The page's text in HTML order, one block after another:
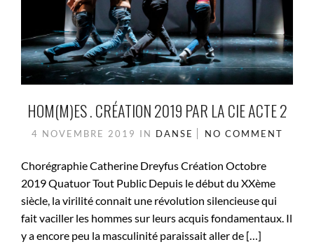
HOM(M)ES . CRÉATION 2019 PAR LA CIE ACTE 2
4 NOVEMBRE 2019 IN DANSE NO COMMENT
Chorégraphie Catherine Dreyfus Création Octobre
2019 Quatuor Tout Public Depuis le début du XXème
siècle, la virilité connait une révolution silencieuse qui
fait vaciller les hommes sur leurs acquis fondamentaux. Il
y a encore peu la masculinité paraissait aller de […]